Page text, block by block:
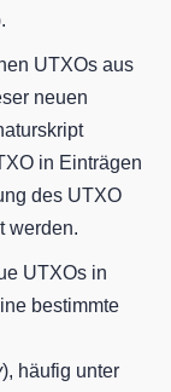
UTXOs aus
neuen
in Einträgen
des UTXO
werden.
UTXOs in
bestimmte
), häufig unter